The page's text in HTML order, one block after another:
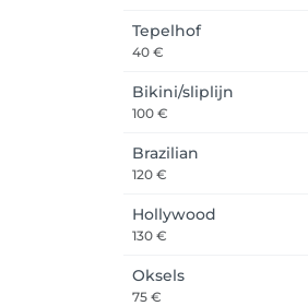
Tepelhof
40 €
Bikini/sliplijn
100 €
Brazilian
120 €
Hollywood
130 €
Oksels
75 €